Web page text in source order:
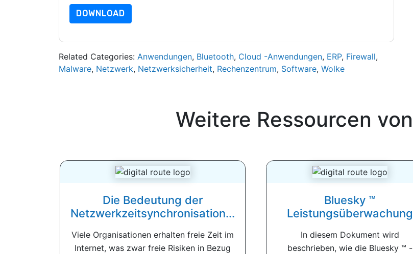
DOWNLOAD
Related Categories: Anwendungen, Bluetooth, Cloud -Anwendungen, ERP, Firewall,
Malware, Netzwerk, Netzwerksicherheit, Rechenzentrum, Software, Wolke
Weitere Ressourcen von
Die Bedeutung der
Netzwerkzeitsynchronisation...
Viele Organisationen erhalten freie Zeit im
Internet, was zwar freie Risiken in Bezug
Bluesky ™
Leistungsüberwachung
In diesem Dokument wird
beschrieben, wie die Bluesky ™ -